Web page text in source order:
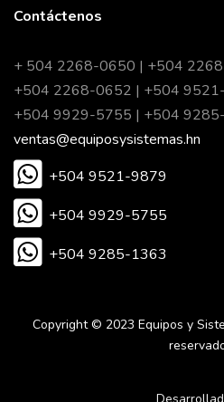
Contáctenos
+ 504 2268-0650 | +504
+504 2268-0652 | +504
+504 9929-5755 | +504
ventas@equiposysistemas.hn
+504 9521-9879
+504 9929-5755
+504 9285-1363
Copyright © 2023 Equipos y